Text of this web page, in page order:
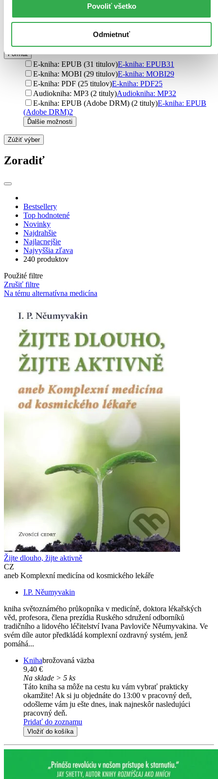
Povoliť všetko
Odmietnuť
flexi (2 tituly)flexi2
Formát
E-kniha: EPUB (31 titulov)E-kniha: EPUB31
E-kniha: MOBI (29 titulov)E-kniha: MOBI29
E-kniha: PDF (25 titulov)E-kniha: PDF25
Audiokniha: MP3 (2 tituly)Audiokniha: MP32
E-kniha: EPUB (Adobe DRM) (2 tituly)E-kniha: EPUB
(Adobe DRM)2
Ďalšie možnosti
Zúžiť výber
Zoradiť
Bestsellery
Top hodnotené
Novinky
Najdrahšie
Najlacnejšie
Najvyššia zľava
240 produktov
Použité filtre
Zrušiť filtre
Na tému alternatívna medicína
Žijte dlouho, žijte aktivně
CZ
aneb Komplexní medicína od kosmického lekáře
I.P. Něumyvakin
kniha světoznámého průkopníka v medicíně, doktora lékařských
věd, profesora, člena prezídia Ruského sdružení odborníků
tradičního a lidového léčitelství Ivana Pavloviče Něumyvakina. Ve
svém díle autor předkládá komplexní ozdravný systém, jenž
pomáhá...
Knihabrožovaná väzba
9,40 €
Na sklade > 5 ks
Táto kniha sa môže na cestu ku vám vybrať prakticky
okamžite! Ak si ju objednáte do 13:00 v pracovný deň,
odošleme vám ju ešte dnes, inak najneskôr nasledujúci
pracovný deň.
Pridať do zoznamu
Vložiť do košíka